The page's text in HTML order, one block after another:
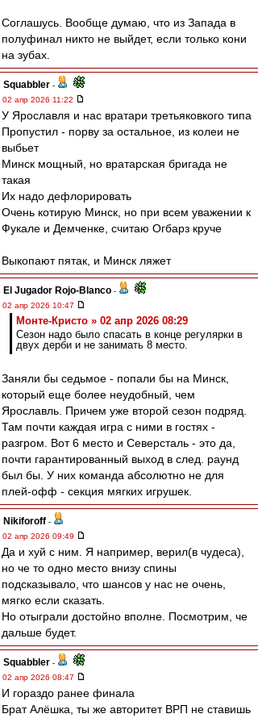
Соглашусь. Вообще думаю, что из Запада в
полуфинал никто не выйдет, если только кони
на зубах.
Squabbler -
02 апр 2026 11:22
У Ярославля и нас вратари третьяковкого типа
Пропустил - порву за остальное, из колеи не
выбьет
Минск мощный, но вратарская бригада не
такая
Их надо дефлорировать
Очень котирую Минск, но при всем уважении к
Фукале и Демченке, считаю Огбарз круче
Выкопают пятак, и Минск ляжет
El Jugador Rojo-Blanco -
02 апр 2026 10:47
Монте-Кристо » 02 апр 2026 08:29
Сезон надо было спасать в конце регулярки в
двух дерби и не занимать 8 место.
Заняли бы седьмое - попали бы на Минск,
который еще более неудобный, чем
Ярославль. Причем уже второй сезон подряд.
Там почти каждая игра с ними в гостях -
разгром. Вот 6 место и Северсталь - это да,
почти гарантированный выход в след. раунд
был бы. У них команда абсолютно не для
плей-офф - секция мягких игрушек.
Nikiforoff -
02 апр 2026 09:49
Да и хуй с ним. Я например, верил(в чудеса),
но че то одно место внизу спины
подсказывало, что шансов у нас не очень,
мягко если сказать.
Но отыграли достойно вполне. Посмотрим, че
дальше будет.
Squabbler -
02 апр 2026 08:47
И гораздо ранее финала
Брат Алёшка, ты же авторитет ВРП не ставишь